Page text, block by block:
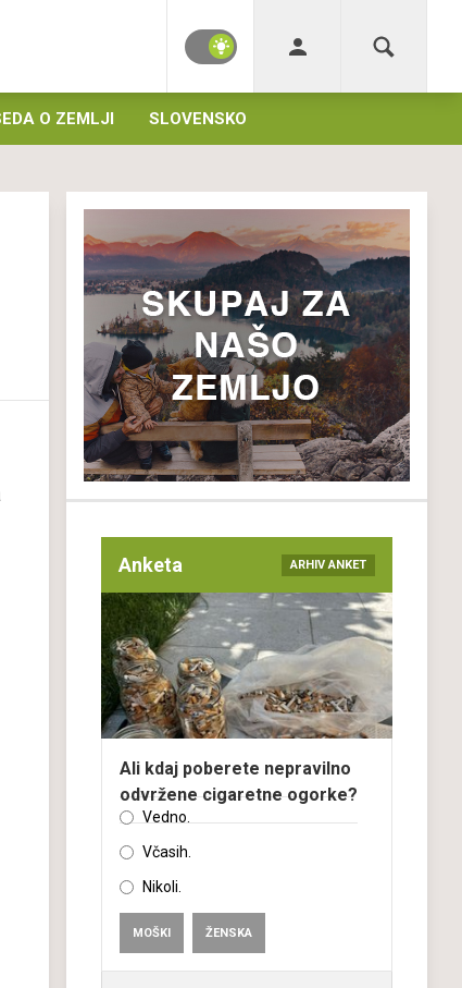
O ZEMLJI SLOVENSKO
Anketa ARHIV ANKET
Ali kdaj poberete nepravilno
odvržene cigaretne ogorke?
Vedno.
Včasih.
Nikoli.
MOŠKI ŽENSKA